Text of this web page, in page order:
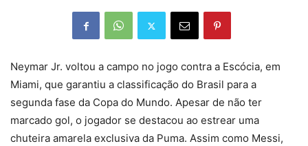
Neymar Jr. voltou a campo no jogo contra a Escócia, em
Miami, que garantiu a classificação do Brasil para a
segunda fase da Copa do Mundo. Apesar de não ter
marcado gol, o jogador se destacou ao estrear uma
chuteira amarela exclusiva da Puma. Assim como Messi,